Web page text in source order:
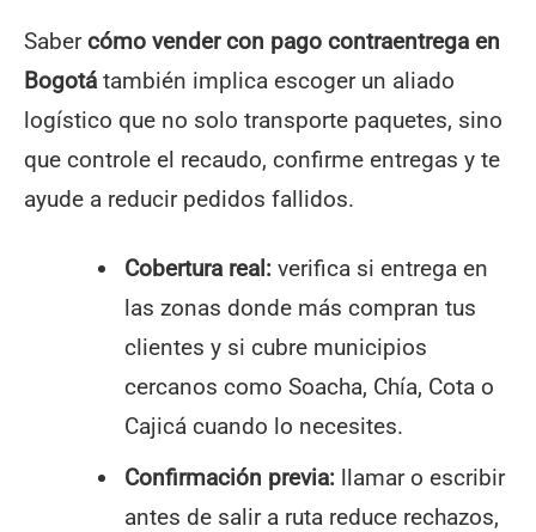
Sabercómo vender con pago contraentrega en
Bogotá también implica escoger un aliado
logístico que no solo transporte paquetes, sino
que controle el recaudo, confirme entregas y te
ayude a reducir pedidos fallidos.
Cobertura real: verifica si entrega en
las zonas donde más compran tus
clientes y si cubre municipios
cercanos como Soacha, Chía, Cota o
Cajicá cuando lo necesites.
Confirmación previa: llamar o escribir
antes de salir a ruta reduce rechazos,